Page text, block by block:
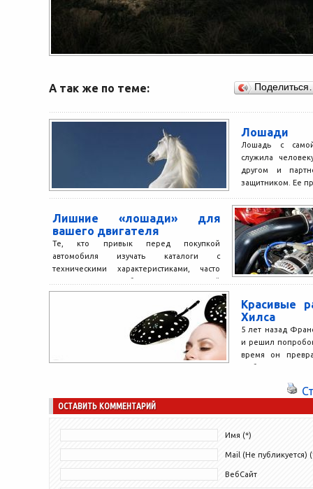
А так же по теме:
Лошади
Лошадь с
служила
другом и
защитником. Ее
Лишние «лошади» для
вашего двигателя
Те, кто привык перед покупкой
автомобиля изучать каталоги с
техническими характеристиками, часто
удивляются: объем двигателей
одинаковый, диаметр цилиндров, ход
Красивые
Хилса
5 лет назад
и решил
время он
любителя в...
ОСТАВИТЬ КОММЕНТАРИЙ
Имя (*)
Mail (Не публикуется)
ВебСайт